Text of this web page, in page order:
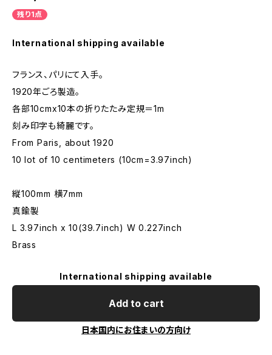
残り1点
International shipping available
フランス、パリにて入手。
1920年ごろ製造。
各部10cmx10本の折りたたみ定規＝1m
刻み印字も綺麗です。
From Paris, about 1920
10 lot of 10 centimeters (10cm=3.97inch)
縦100mm 横7mm
真鍮製
L 3.97inch x 10(39.7inch) W 0.227inch
Brass
International shipping available
Add to cart
日本国内にお住まいの方向け